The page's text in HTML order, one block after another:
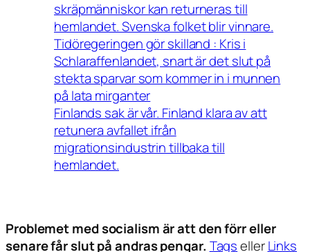
skräpmänniskor kan returneras till
hemlandet. Svenska folket blir vinnare.
Tidöregeringen gör skilland : Kris i
Schlaraffenlandet, snart är det slut på
stekta sparvar som kommer in i munnen
på lata mirganter
Finlands sak är vår. Finland klara av att
retunera avfallet ifrån
migrationsindustrin tillbaka till
hemlandet.
Problemet med socialism är att den förr eller
senare får slut på andras pengar. TagsellerLinks